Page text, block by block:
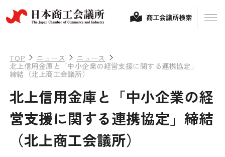
経営相談
商工会議所検索
TOP ニュース ニュース
北上信用金庫と「中小企業の経営支援に関する連携協定」
締結（北上商工会議所）
北上信用金庫と「中小企業の経
営支援に関する連携協定」締結
（北上商工会議所）